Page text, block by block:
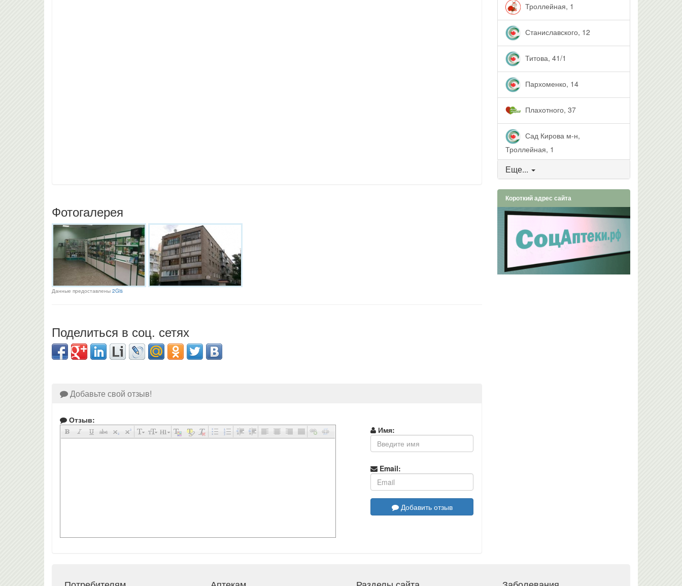
Фотогалерея
Данные предоставлены 2Gis
Поделиться в соц. сетях
Добавьте свой отзыв!
Отзыв:
Имя:
Email:
Добавить отзыв
Троллейная, 1
Станиславского, 12
Титова, 41/1
Пархоменко, 14
Плахотного, 37
Сад Кирова м-н,
Троллейная, 1
Еще...
Короткий адрес сайта